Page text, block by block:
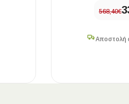
568,40€
Αποστολή